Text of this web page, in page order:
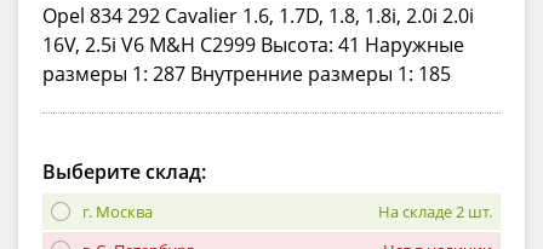
Opel 834 292 Cavalier 1.6, 1.7D, 1.8, 1.8i, 2.0i 2.0i
16V, 2.5i V6 M&H C2999 Высота: 41 Наружные
размеры 1: 287 Внутренние размеры 1: 185
Выберите склад:
г. Москва
На складе 2 шт.